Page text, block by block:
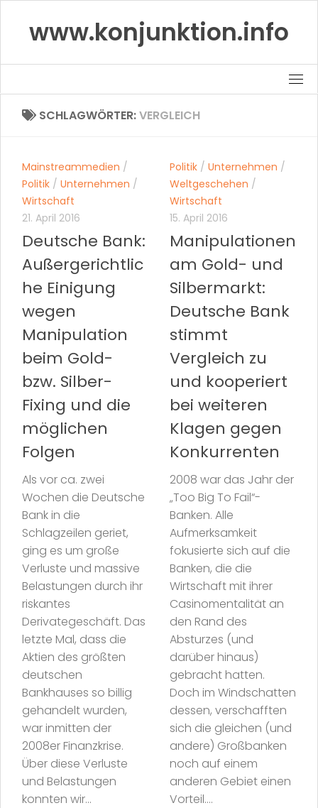
contentwww.konjunktion.info
SCHLAGWÖRTER:VERGLEICH
Mainstreammedien /
Politik / Unternehmen /
Wirtschaft
21. April 2016
Deutsche Bank:
Außergerichtlic
he Einigung
wegen
Manipulation
beim Gold-
bzw. Silber-
Fixing und die
möglichen
Folgen
Als vor ca. zwei
Wochen die Deutsche
Bank in die
Schlagzeilen geriet,
ging es um große
Verluste und massive
Belastungen durch ihr
riskantes
Derivategeschäft. Das
letzte Mal, dass die
Aktien des größten
deutschen
Bankhauses so billig
gehandelt wurden,
war inmitten der
2008er Finanzkrise.
Über diese Verluste
und Belastungen
konnten wir...
Politik / Unternehmen /
Weltgeschehen /
Wirtschaft
15. April 2016
Manipulationen
am Gold- und
Silbermarkt:
Deutsche Bank
stimmt
Vergleich zu
und kooperiert
bei weiteren
Klagen gegen
Konkurrenten
2008 war das Jahr der
„Too Big To Fail“-
Banken. Alle
Aufmerksamkeit
fokusierte sich auf die
Banken, die die
Wirtschaft mit ihrer
Casinomentalität an
den Rand des
Absturzes (und
darüber hinaus)
gebracht hatten.
Doch im Windschatten
dessen, verschafften
sich die gleichen (und
andere) Großbanken
noch auf einem
anderen Gebiet einen
Vorteil....